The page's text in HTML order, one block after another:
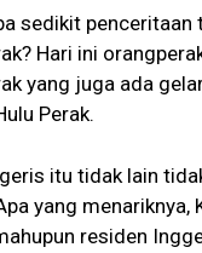
sedikit penceritaan
Hari ini
yang juga ada
Perak.
itu tidak lain
yang
residen